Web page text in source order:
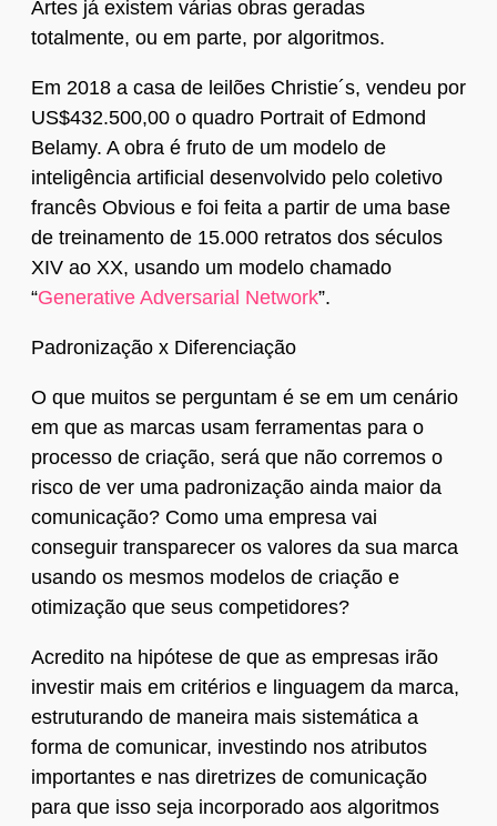
Artes já existem várias obras geradas
totalmente, ou em parte, por algoritmos.
Em 2018 a casa de leilões Christie´s, vendeu por
US$432.500,00 o quadro Portrait of Edmond
Belamy. A obra é fruto de um modelo de
inteligência artificial desenvolvido pelo coletivo
francês Obvious e foi feita a partir de uma base
de treinamento de 15.000 retratos dos séculos
XIV ao XX, usando um modelo chamado
“Generative Adversarial Network”.
Padronização x Diferenciação
O que muitos se perguntam é se em um cenário
em que as marcas usam ferramentas para o
processo de criação, será que não corremos o
risco de ver uma padronização ainda maior da
comunicação? Como uma empresa vai
conseguir transparecer os valores da sua marca
usando os mesmos modelos de criação e
otimização que seus competidores?
Acredito na hipótese de que as empresas irão
investir mais em critérios e linguagem da marca,
estruturando de maneira mais sistemática a
forma de comunicar, investindo nos atributos
importantes e nas diretrizes de comunicação
para que isso seja incorporado aos algoritmos